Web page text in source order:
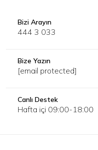
Bizi Arayın
444 3 033
Bize Yazın
[email protected]
Canlı Destek
Hafta içi 09:00-18:00